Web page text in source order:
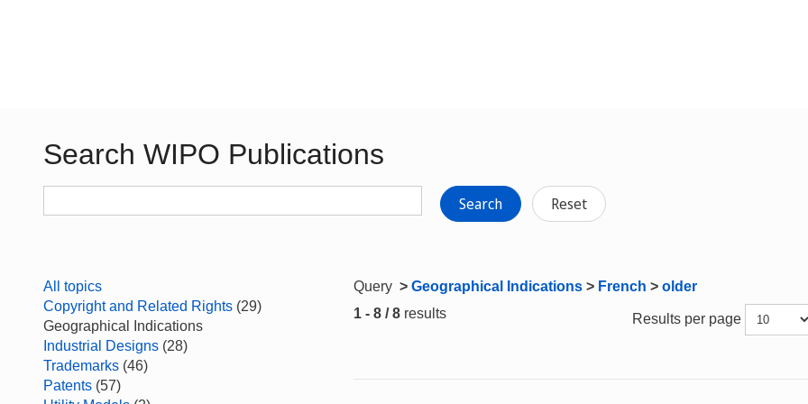
Search WIPO Publications
Search Reset
All topics
Copyright and Related Rights (29)
Geographical Indications
Industrial Designs (28)
Trademarks (46)
Patents (57)
Query > Geographical Indications > French > older
1 - 8 / 8 results Results per page